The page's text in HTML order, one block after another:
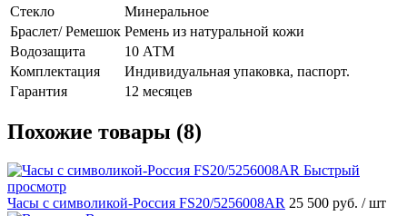
Стекло
Минеральное
Браслет/ Ремешок Ремень из натуральной кожи
Водозащита
10 АТМ
Комплектация
Индивидуальная упаковка, паспорт.
Гарантия
12 месяцев
Похожие товары (8)
Быстрый
просмотр
Часы с символикой-Россия FS20/5256008AR 25 500 руб. / шт